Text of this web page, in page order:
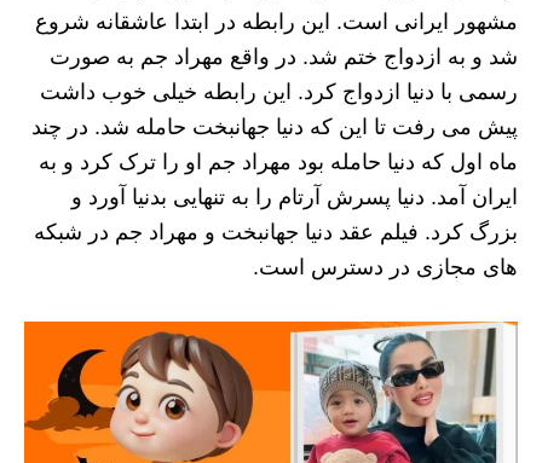
مشهور ایرانی است. این رابطه در ابتدا عاشقانه شروع
شد و به ازدواج ختم شد. در واقع مهراد جم به صورت
رسمی با دنیا ازدواج کرد. این رابطه خیلی خوب داشت
پیش می رفت تا این که دنیا جهانبخت حامله شد. در چند
ماه اول که دنیا حامله بود مهراد جم او را ترک کرد و به
ایران آمد. دنیا پسرش آرتام را به تنهایی بدنیا آورد و
بزرگ کرد. فیلم عقد دنیا جهانبخت و مهراد جم در شبکه
های مجازی در دسترس است.